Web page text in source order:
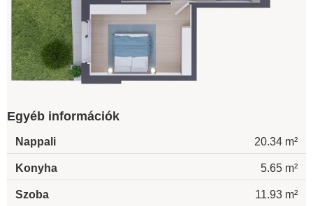
Egyéb információk
Nappali 20.34 m²
Konyha 5.65 m²
Szoba 11.93 m²